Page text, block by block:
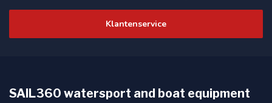
Klantenservice
SAIL360 watersport and boat equipment